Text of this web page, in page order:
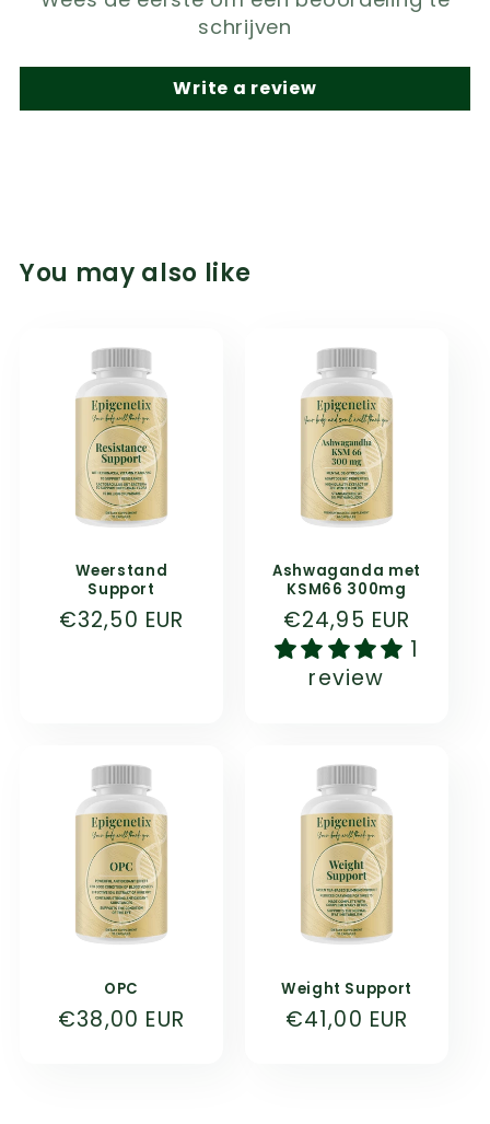
schrijven
Write a review
You may also like
Weerstand
Support
Prix
€32,50 EUR
Ashwaganda met
KSM66 300mg
Prix
habituel
€24,95 EUR
1
review
OPC
Prix
€38,00 EUR
Weight Support
Prix
€41,00 EUR